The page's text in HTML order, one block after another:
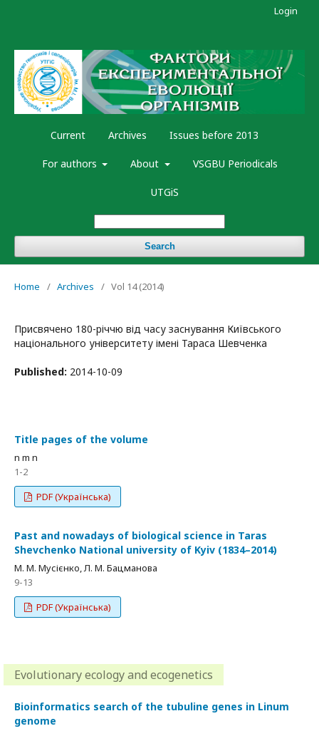
Current Archives Issues before 2013
For authors About VSGBU Periodicals
UTGiS
Search
Login
Home / Archives / Vol 14 (2014)
Присвячено 180-річчю від часу заснування Київського
національного університету імені Тараса Шевченка
Published: 2014-10-09
Title pages of the volume
n m n
1-2
PDF (Українська)
Past and nowadays of biological science in Taras
Shevchenko National university of Kyiv (1834–2014)
М. М. Мусієнко, Л. М. Бацманова
9-13
PDF (Українська)
Evolutionary ecology and ecogenetics
Bioinformatics search of the tubuline genes in Linum
genome